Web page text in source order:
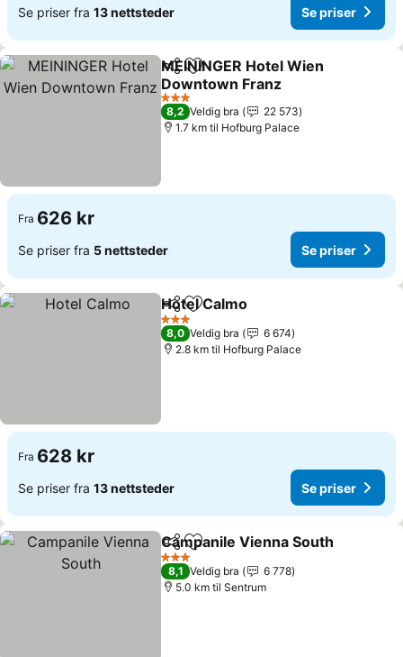
Se priser fra 13 nettsteder Se priser
Del Legg til i favoritter
MEININGER Hotel Wien
Downtown Franz
Se priser
3 Stjerner
8,2 Veldig bra
22 573
1.7 km til Hofburg Palace
Fra 626 kr
Se priser fra 5 nettsteder Se priser
Del Legg til i favoritter
Hotel Calmo
3 Stjerner
8,0 Veldig bra
6 674
2.8 km til Hofburg Palace
Fra 628 kr
Se priser fra 13 nettsteder Se priser
Del Legg til i favoritter
Campanile Vienna South
3 Stjerner
8,1 Veldig bra
6 778
5.0 km til Sentrum